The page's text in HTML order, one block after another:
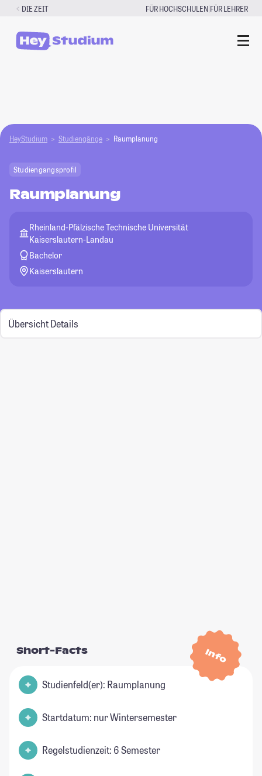
Zum
springen
DIE ZEIT FÜR HOCHSCHULEN|FÜR LEHRER
HeyStudium Studiengänge Raumplanung
Studiengangsprofil
Raumplanung
Rheinland-Pfälzische Technische Universität
Kaiserslautern-Landau
Bachelor
Kaiserslautern
Übersicht Details
Info
Short-Facts
Studienfeld(er): Raumplanung
Startdatum: nur Wintersemester
Regelstudienzeit: 6 Semester